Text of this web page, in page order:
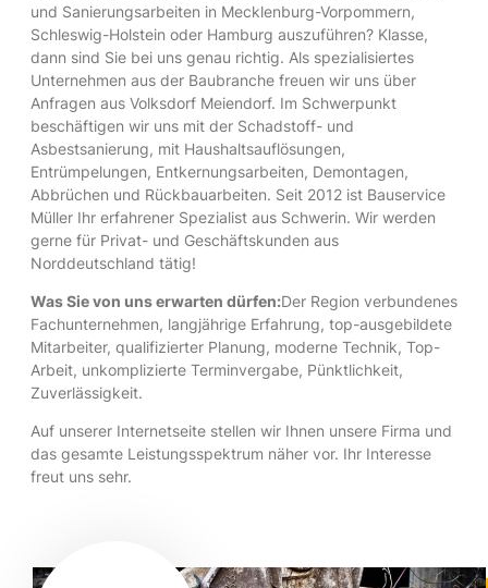
und Sanierungsarbeiten in Mecklenburg-Vorpommern,
Schleswig-Holstein oder Hamburg auszuführen? Klasse,
dann sind Sie bei uns genau richtig. Als spezialisiertes
Unternehmen aus der Baubranche freuen wir uns über
Anfragen aus Volksdorf Meiendorf. Im Schwerpunkt
beschäftigen wir uns mit der Schadstoff- und
Asbestsanierung, mit Haushaltsauflösungen,
Entrümpelungen, Entkernungsarbeiten, Demontagen,
Abbrüchen und Rückbauarbeiten. Seit 2012 ist Bauservice
Müller Ihr erfahrener Spezialist aus Schwerin. Wir werden
gerne für Privat- und Geschäftskunden aus
Norddeutschland tätig!
Was Sie von uns erwarten dürfen:Der Region verbundenes
Fachunternehmen, langjährige Erfahrung, top-ausgebildete
Mitarbeiter, qualifizierter Planung, moderne Technik, Top-
Arbeit, unkomplizierte Terminvergabe, Pünktlichkeit,
Zuverlässigkeit.
Auf unserer Internetseite stellen wir Ihnen unsere Firma und
das gesamte Leistungsspektrum näher vor. Ihr Interesse
freut uns sehr.